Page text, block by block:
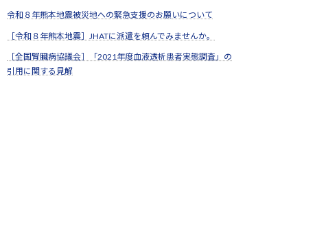
令和８年熊本地震被災地への緊急支援のお願いについて
［令和８年熊本地震］JHATに派遣を頼んでみませんか。
［全国腎臓病協議会］「2021年度血液透析患者実態調査」の
引用に関する見解